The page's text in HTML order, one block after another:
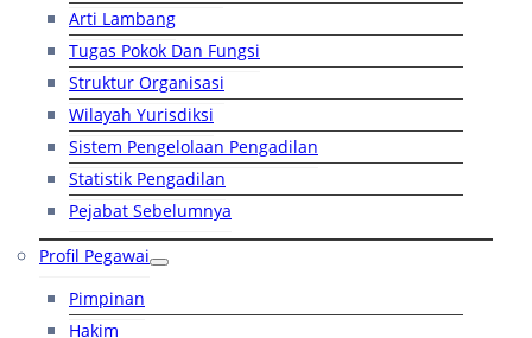
Arti Lambang
Tugas Pokok Dan Fungsi
Struktur Organisasi
Wilayah Yurisdiksi
Sistem Pengelolaan Pengadilan
Statistik Pengadilan
Pejabat Sebelumnya
Profil Pegawai
Pimpinan
Hakim